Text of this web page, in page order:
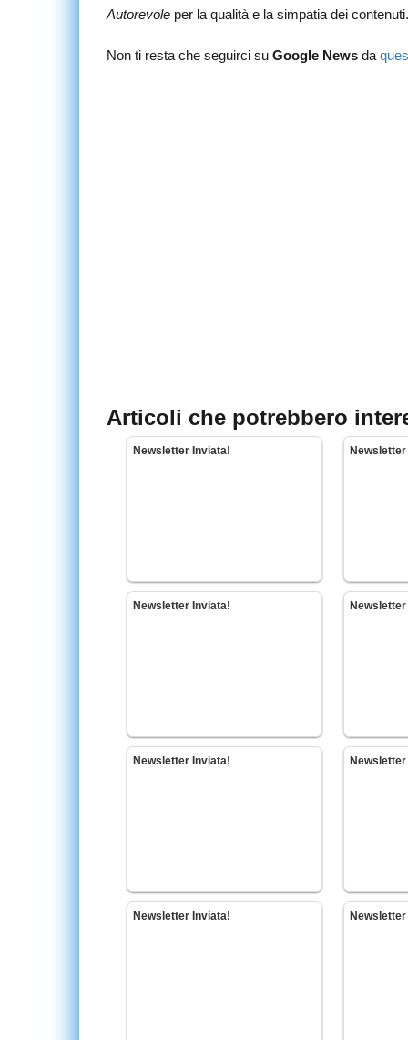
Autorevole per la qualità e la simpatia dei contenuti.
Non ti resta che seguirci su Google News da
Articoli che potrebbero
Newsletter Inviata!
Newsletter Inviata!
Newsletter Inviata!
Newsletter Inviata!